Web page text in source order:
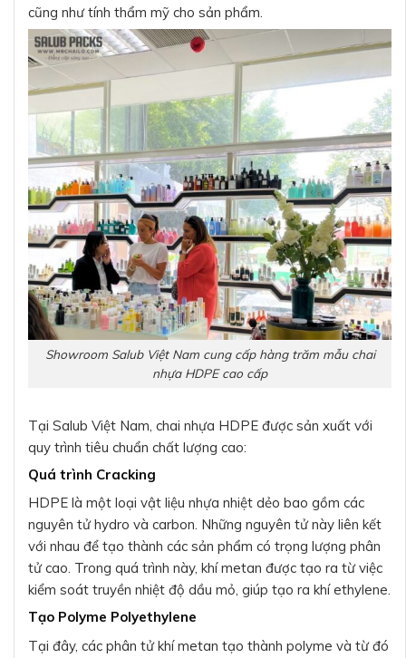
cũng như tính thẩm mỹ cho sản phẩm.
Showroom Salub Việt Nam cung cấp hàng trăm mẫu chai
nhựa HDPE cao cấp
Tại Salub Việt Nam, chai nhựa HDPE được sản xuất với
quy trình tiêu chuẩn chất lượng cao:
Quá trình Cracking
HDPE là một loại vật liệu nhựa nhiệt dẻo bao gồm các
nguyên tử hydro và carbon. Những nguyên tử này liên kết
với nhau để tạo thành các sản phẩm có trọng lượng phân
tử cao. Trong quá trình này, khí metan được tạo ra từ việc
kiểm soát truyền nhiệt độ dầu mỏ, giúp tạo ra khí ethylene.
Tạo Polyme Polyethylene
Tại đây, các phân tử khí metan tạo thành polyme và từ đó